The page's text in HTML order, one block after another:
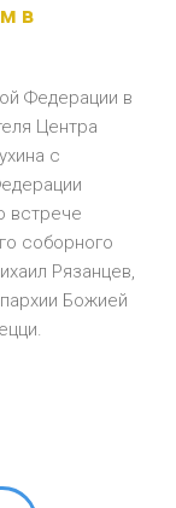
в
Федерации в
Центра
с
встрече
соборного
Рязанцев,
Божией